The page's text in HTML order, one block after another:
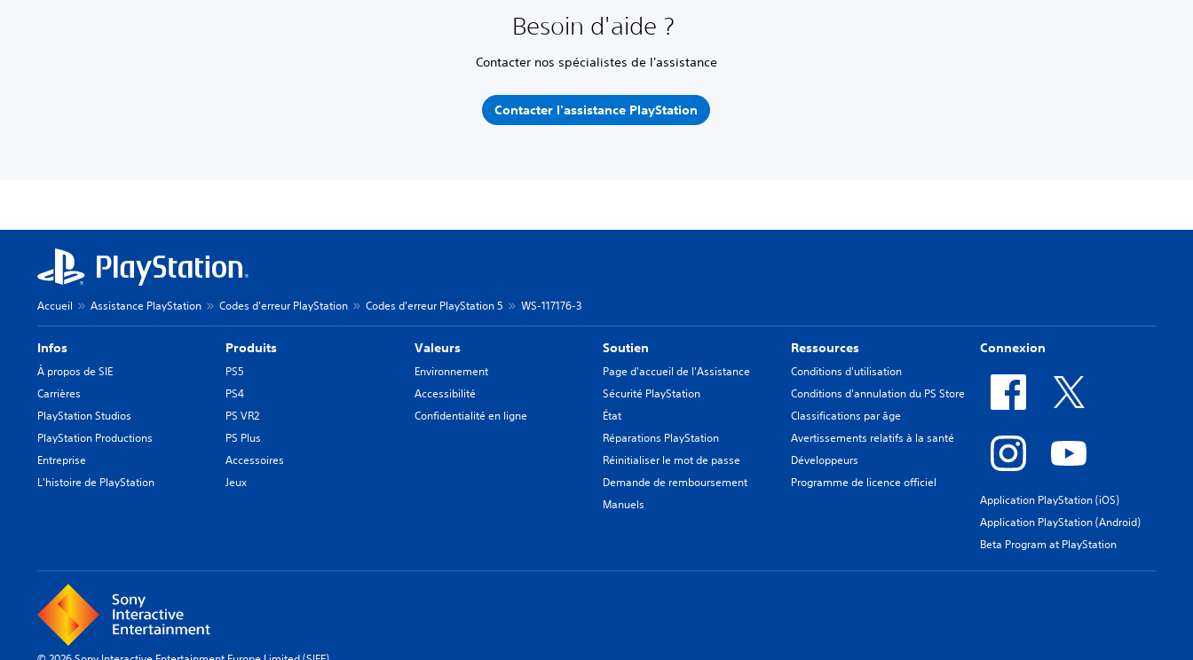
Besoin d'aide ?
Contacter nos spécialistes de l'assistance
Contacter l'assistance PlayStation
Accueil Assistance PlayStation Codes d'erreur PlayStation Codes d'erreur PlayStation 5 WS-117176-3
Infos
À propos de SIE
Carrières
PlayStation Studios
PlayStation Productions
Entreprise
L'histoire de PlayStation
Produits
PS5
PS4
PS VR2
PS Plus
Accessoires
Jeux
Valeurs
Environnement
Accessibilité
Confidentialité en ligne
Soutien
Page d'accueil de l'Assistance
Sécurité PlayStation
État
Réparations PlayStation
Réinitialiser le mot de passe
Demande de remboursement
Manuels
Ressources
Conditions d'utilisation
Conditions d'annulation du PS Store
Classifications par âge
Avertissements relatifs à la santé
Développeurs
Programme de licence officiel
Connexion
Application PlayStation (iOS)
Application PlayStation (Android)
Beta Program at PlayStation